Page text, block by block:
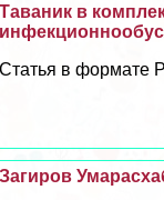
Таваник в
Статья в формате
Загиров